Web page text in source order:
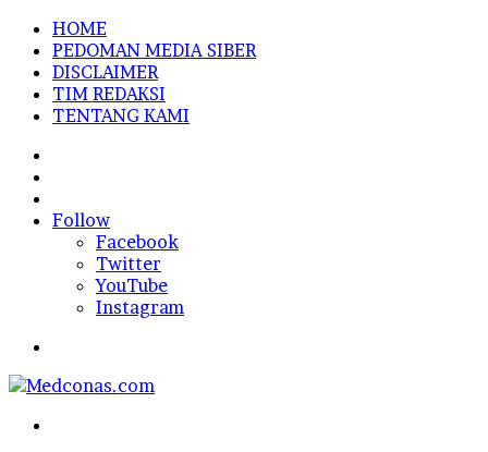
HOME
PEDOMAN MEDIA SIBER
DISCLAIMER
TIM REDAKSI
TENTANG KAMI
In
Follow
Facebook
Twitter
YouTube
Instagram